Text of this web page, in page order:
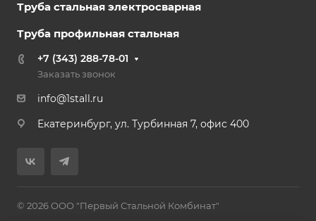
Труба стальная электросварная
Труба профильная стальная
+7 (343) 288-78-01
Заказать звонок
info@1stall.ru
Екатеринбург, ул. Турбинная 7, офис 400
© 2026 ООО "Первый Стальной Комбинат"